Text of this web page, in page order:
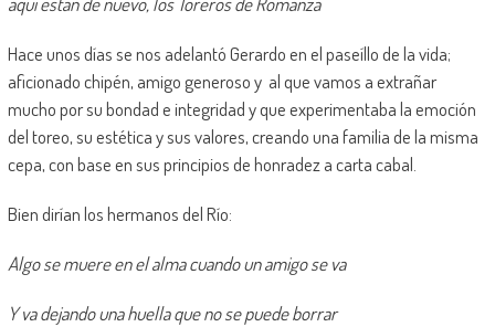
Hace unos días se nos adelantó Gerardo en el paseíllo de la vida;
aficionado chipén, amigo generoso y al que vamos a extrañar
mucho por su bondad e integridad y que experimentaba la emoción
del toreo, su estética y sus valores, creando una familia de la misma
cepa, con base en sus principios de honradez a carta cabal.
Bien dirían los hermanos del Río:
Algo se muere en el alma cuando un amigo se va
Y va dejando una huella que no se puede borrar